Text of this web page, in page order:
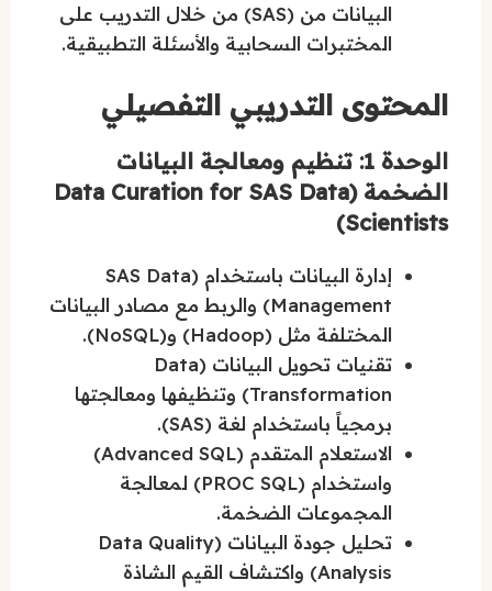
البيانات من (SAS) من خلال التدريب على
المختبرات السحابية والأسئلة التطبيقية.
المحتوى التدريبي التفصيلي
الوحدة 1: تنظيم ومعالجة البيانات
الضخمة (Data Curation for SAS Data
Scientists)
إدارة البيانات باستخدام (SAS Data
Management) والربط مع مصادر البيانات
المختلفة مثل (Hadoop) و(NoSQL).
تقنيات تحويل البيانات (Data
Transformation) وتنظيفها ومعالجتها
برمجياً باستخدام لغة (SAS).
الاستعلام المتقدم (Advanced SQL)
واستخدام (PROC SQL) لمعالجة
المجموعات الضخمة.
تحليل جودة البيانات (Data Quality
Analysis) واكتشاف القيم الشاذة